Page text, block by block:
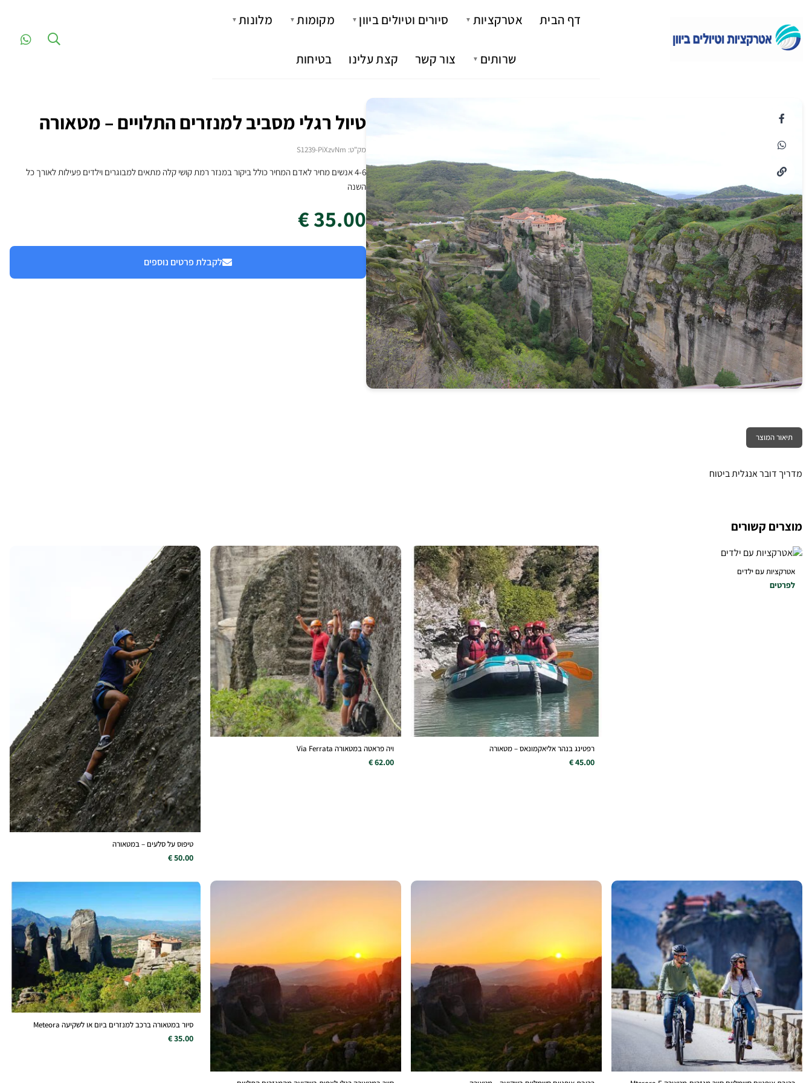
דף הבית אטרקציות ▼ סיורים וטיולים ביוון ▼ מקומות ▼ מלונות ▼
שרותים ▼ צור קשר קצת עלינו בטיחות
טיול רגלי מסביב למנזרים התלויים – מטאורה
מק"ט: S1239-PiXzvNm
4-6 אנשים מחיר לאדם המחיר כולל ביקור במנזר רמת קושי קלה מתאים למבוגרים וילדים פעילות לאורך כל
השנה
35.00 €
לקבלת פרטים נוספים
תיאור המוצר
מדריך דובר אנגלית ביטוח
מוצרים קשורים
אטרקציות עם ילדים
לפרטים
רפטינג בנהר אליאקמונאס – מטאורה
45.00 €
ויה פראטה במטאורה Via Ferrata
62.00 €
טיפוס על סלעים – במטאורה
50.00 €
סיור במטאורה ברכב למנזרים ביום או לשקיעה Meteora
35.00 €